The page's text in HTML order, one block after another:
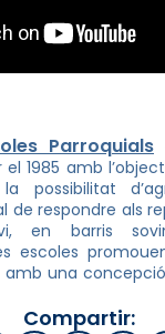
Parroquials
1985 amb
possibilitat
respondre als
en barris
escoles
amb una
Compartir: